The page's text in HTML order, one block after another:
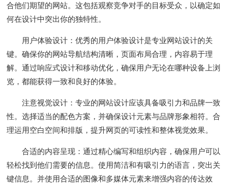
合他们期望的网站。这包括观察竞争对手的目标受众，以确定如
何在设计中突出你的独特性。
用户体验设计：优秀的用户体验设计是专业网站设计的关
键。确保你的网站导航结构清晰，页面布局合理，内容易于理
解。通过响应式设计和移动优化，确保用户无论在哪种设备上浏
览，都能获得一致和良好的体验。
注意视觉设计：专业的网站设计应该具备吸引力和品牌一致
性。选择适当的配色方案，并确保设计元素与品牌形象相符。合
理运用空白空间和排版，提升网页的可读性和整体视觉效果。
合适的内容呈现：通过精心编写和组织内容，确保用户可以
轻松找到他们需要的信息。使用简洁和有吸引力的语言，突出关
键信息。并使用合适的图像和多媒体元素来增强内容的传达效